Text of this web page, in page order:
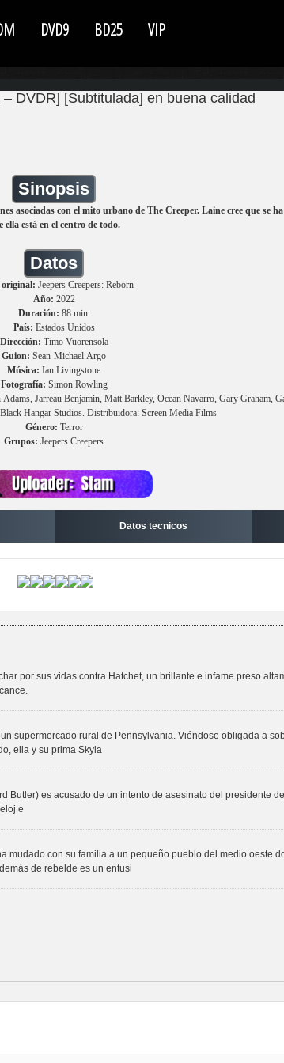
DVD9 BD25 VIP
DVDR] [Subtitulada] en buena calidad
Sinopsis
asociadas con el mito urbano de The Creeper. Laine cree que se
ella está en el centro de todo.
Datos
Jeepers Creepers: Reborn
Año: 2022
Duración: 88 min.
País: Estados Unidos
Dirección: Timo Vuorensola
Guion: Sean-Michael Argo
Música: Ian Livingstone
Fotografía: Simon Rowling
Jarreau Benjamin, Matt Barkley, Ocean Navarro, Gary Graham,
Hangar Studios. Distribuidora: Screen Media Films
Género: Terror
Grupos: Jeepers Creepers
Datos tecnicos
por sus vidas contra Hatchet, un brillante e infame preso
supermercado rural de Pennsylvania. Viéndose obligada a
ella y su prima Skyla
Butler) es acusado de un intento de asesinato del presidente
e
mudado con su familia a un pequeño pueblo del medio oeste
de rebelde es un entusi